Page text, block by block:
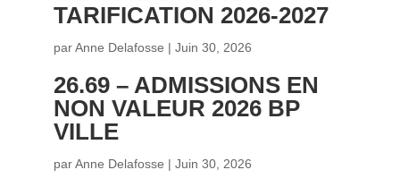
TARIFICATION 2026-2027
parAnne Delafosse | Juin 30, 2026
26.69 – ADMISSIONS EN
NON VALEUR 2026 BP
VILLE
parAnne Delafosse | Juin 30, 2026